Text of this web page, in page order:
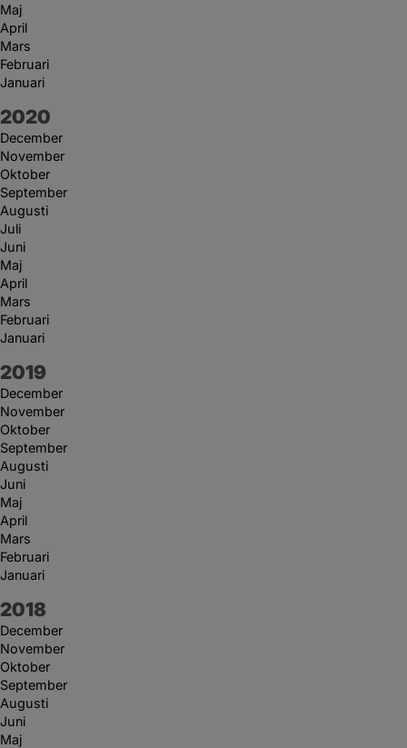
Maj
April
Mars
Februari
Januari
År:
2020
December
November
Oktober
September
Augusti
Juli
Juni
Maj
April
Mars
Februari
Januari
År:
2019
December
November
Oktober
September
Augusti
Juni
Maj
April
Mars
Februari
Januari
År:
2018
December
November
Oktober
September
Augusti
Juni
Maj